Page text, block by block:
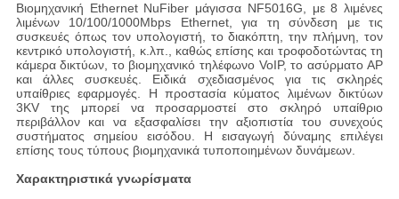
Βιομηχανική Ethernet NuFiber μάγισσα NF5016G, με 8 λιμένες
λιμένων 10/100/1000Mbps Ethernet, για τη σύνδεση με τις
συσκευές όπως τον υπολογιστή, το διακόπτη, την πλήμνη, τον
κεντρικό υπολογιστή, κ.λπ., καθώς επίσης και τροφοδοτώντας τη
κάμερα δικτύων, το βιομηχανικό τηλέφωνο VoIP, το ασύρματο AP
και άλλες συσκευές. Ειδικά σχεδιασμένος για τις σκληρές
υπαίθριες εφαρμογές. Η προστασία κύματος λιμένων δικτύων
3KV της μπορεί να προσαρμοστεί στο σκληρό υπαίθριο
περιβάλλον και να εξασφαλίσει την αξιοπιστία του συνεχούς
συστήματος σημείου εισόδου. Η εισαγωγή δύναμης επιλέγει
επίσης τους τύπους βιομηχανικά τυποποιημένων δυνάμεων.
Χαρακτηριστικά γνωρίσματα